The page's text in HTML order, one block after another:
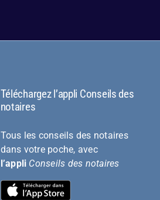
Téléchargez l’appli Conseils des
notaires
Tous les conseils des notaires
dans votre poche, avec
l’appli Conseils des notaires